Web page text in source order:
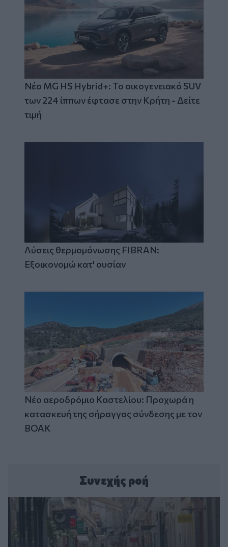
Νέο MG HS Hybrid+: Το οικογενειακό SUV
των 224 ίππων έφτασε στην Κρήτη - Δείτε
τιμή
Λύσεις θερμομόνωσης FIBRAN:
Εξοικονομώ κατ' ουσίαν
Νέο αεροδρόμιο Καστελίου: Προχωρά η
κατασκευή της σήραγγας σύνδεσης με τον
ΒΟΑΚ
Συνεχής ροή